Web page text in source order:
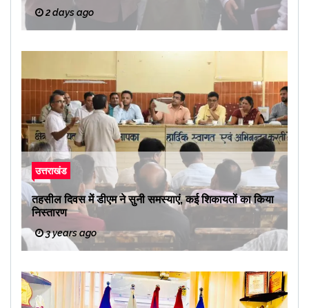
2 days ago
उत्तराखंड
तहसील दिवस में डीएम ने सुनी समस्याएं, कई शिकायतों का किया
निस्तारण
3 years ago